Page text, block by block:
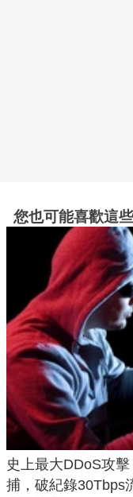
您也可能喜歡這
史上最大DDoS攻
捕，破紀錄30Tbps